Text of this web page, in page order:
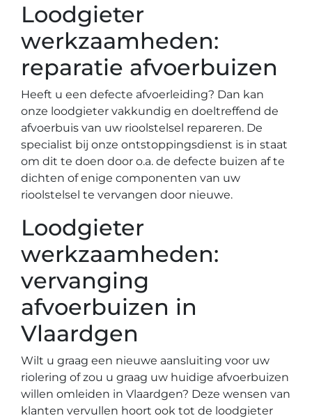
Loodgieter
werkzaamheden:
reparatie afvoerbuizen
Heeft u een defecte afvoerleiding? Dan kan
onze loodgieter vakkundig en doeltreffend de
afvoerbuis van uw rioolstelsel repareren. De
specialist bij onze ontstoppingsdienst is in staat
om dit te doen door o.a. de defecte buizen af te
dichten of enige componenten van uw
rioolstelsel te vervangen door nieuwe.
Loodgieter
werkzaamheden:
vervanging
afvoerbuizen in
Vlaardgen
Wilt u graag een nieuwe aansluiting voor uw
riolering of zou u graag uw huidige afvoerbuizen
willen omleiden in Vlaardgen? Deze wensen van
klanten vervullen hoort ook tot de loodgieter